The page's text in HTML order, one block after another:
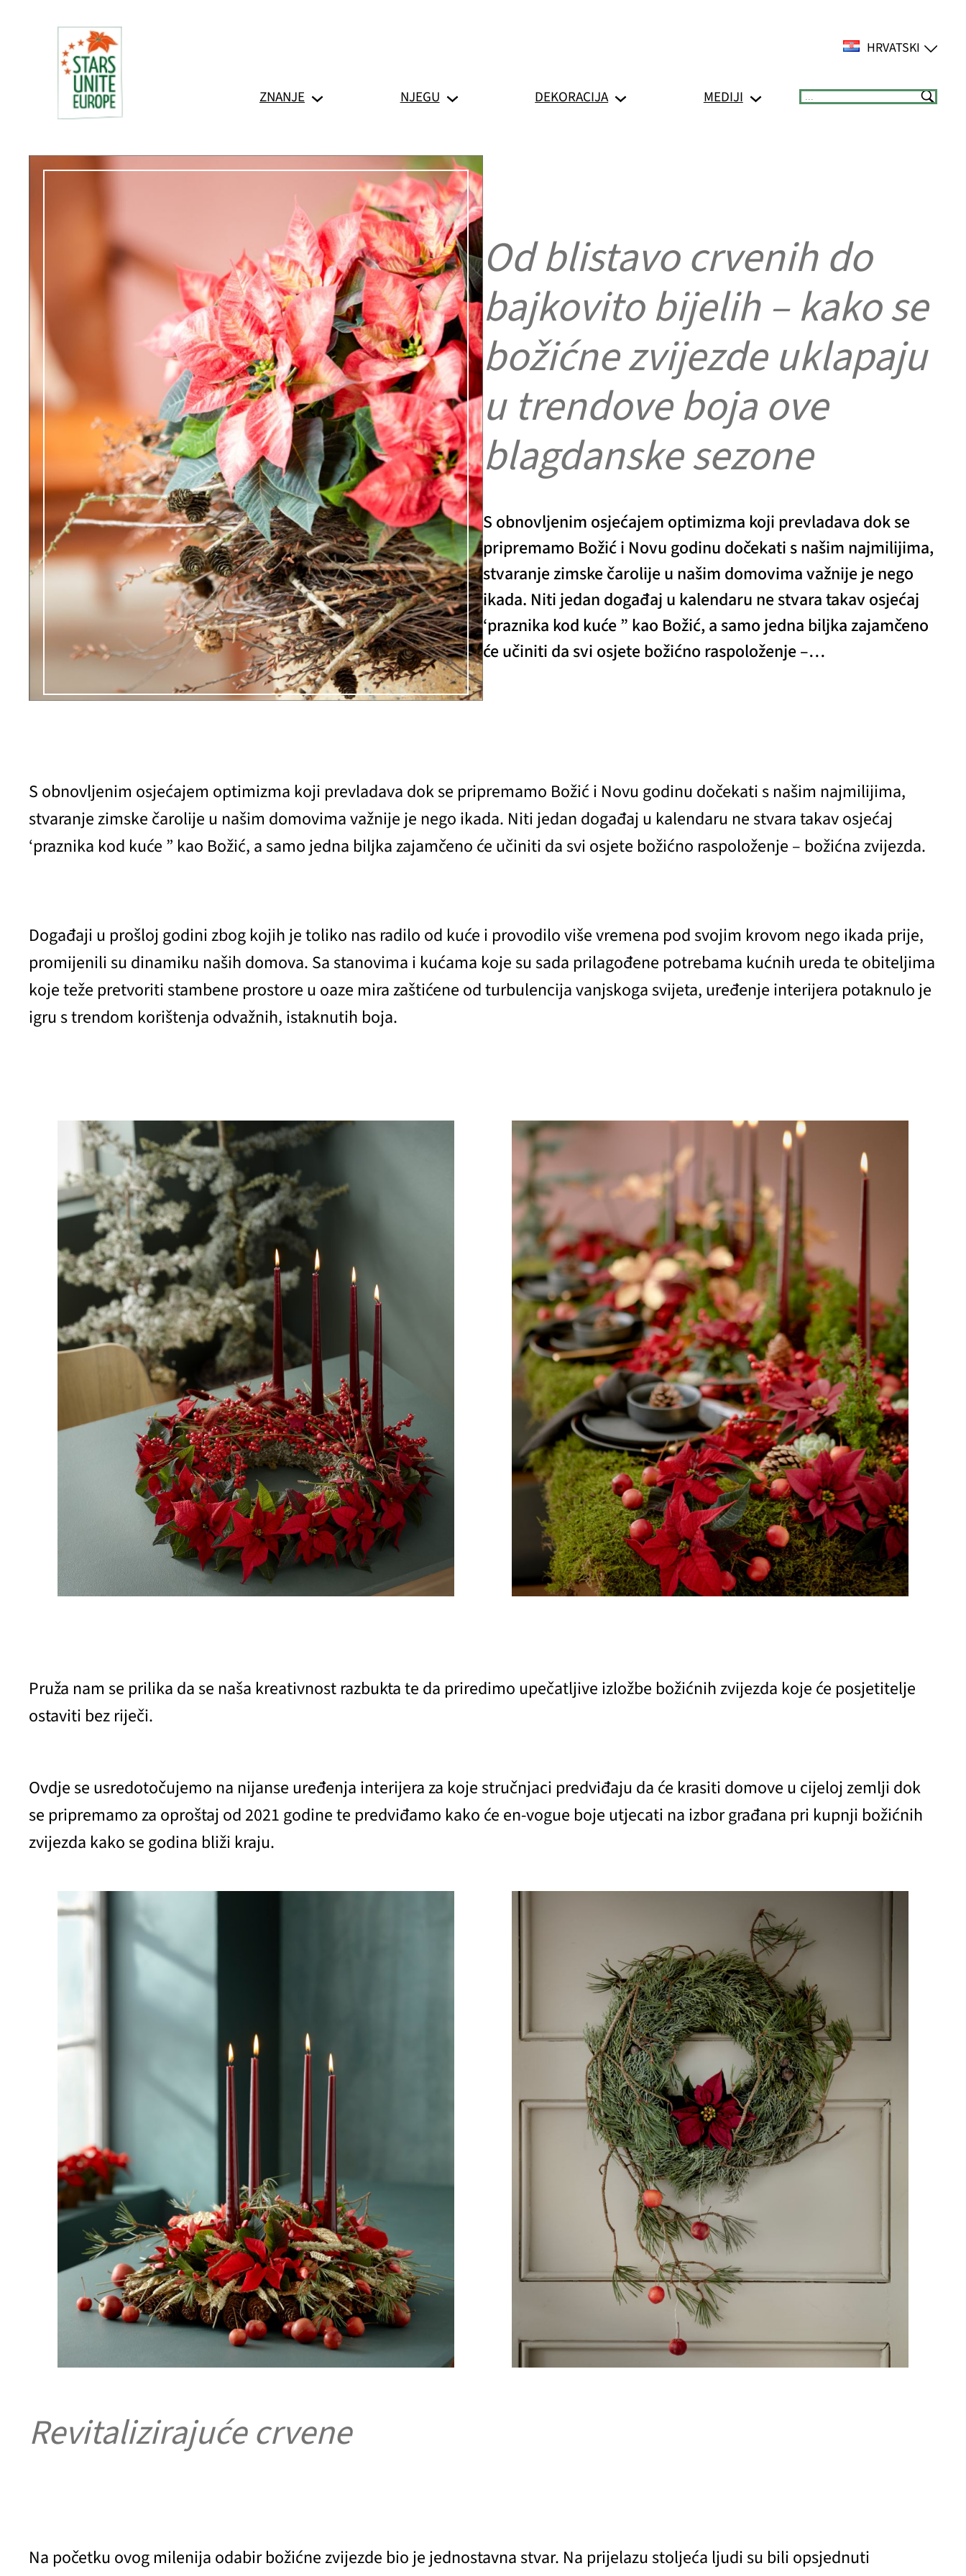
HRVATSKI
ZNANJE NJEGU DEKORACIJA MEDIJI Suchen
Od blistavo crvenih do
bajkovito bijelih – kako se
božićne zvijezde uklapaju
u trendove boja ove
blagdanske sezone
S obnovljenim osjećajem optimizma koji prevladava dok se
pripremamo Božić i Novu godinu dočekati s našim najmilijima,
stvaranje zimske čarolije u našim domovima važnije je nego
ikada. Niti jedan događaj u kalendaru ne stvara takav osjećaj
‘praznika kod kuće ” kao Božić, a samo jedna biljka zajamčeno
će učiniti da svi osjete božićno raspoloženje –…
S obnovljenim osjećajem optimizma koji prevladava dok se pripremamo Božić i Novu godinu dočekati s našim najmilijima,
stvaranje zimske čarolije u našim domovima važnije je nego ikada. Niti jedan događaj u kalendaru ne stvara takav osjećaj
‘praznika kod kuće ” kao Božić, a samo jedna biljka zajamčeno će učiniti da svi osjete božićno raspoloženje – božićna zvijezda.
Događaji u prošloj godini zbog kojih je toliko nas radilo od kuće i provodilo više vremena pod svojim krovom nego ikada prije,
promijenili su dinamiku naših domova. Sa stanovima i kućama koje su sada prilagođene potrebama kućnih ureda te obiteljima
koje teže pretvoriti stambene prostore u oaze mira zaštićene od turbulencija vanjskoga svijeta, uređenje interijera potaknulo je
igru s trendom korištenja odvažnih, istaknutih boja.
Pruža nam se prilika da se naša kreativnost razbukta te da priredimo upečatljive izložbe božićnih zvijezda koje će posjetitelje
ostaviti bez riječi.
Ovdje se usredotočujemo na nijanse uređenja interijera za koje stručnjaci predviđaju da će krasiti domove u cijeloj zemlji dok
se pripremamo za oproštaj od 2021 godine te predviđamo kako će en-vogue boje utjecati na izbor građana pri kupnji božićnih
zvijezda kako se godina bliži kraju.
Revitalizirajuće crvene
Na početku ovog milenija odabir božićne zvijezde bio je jednostavna stvar. Na prijelazu stoljeća ljudi su bili opsjednuti